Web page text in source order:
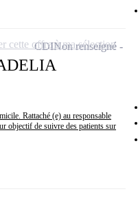
Rattaché (e) au responsable
objectif de suivre des patients sur
CDINon renseigné
cette offre à ma sélection